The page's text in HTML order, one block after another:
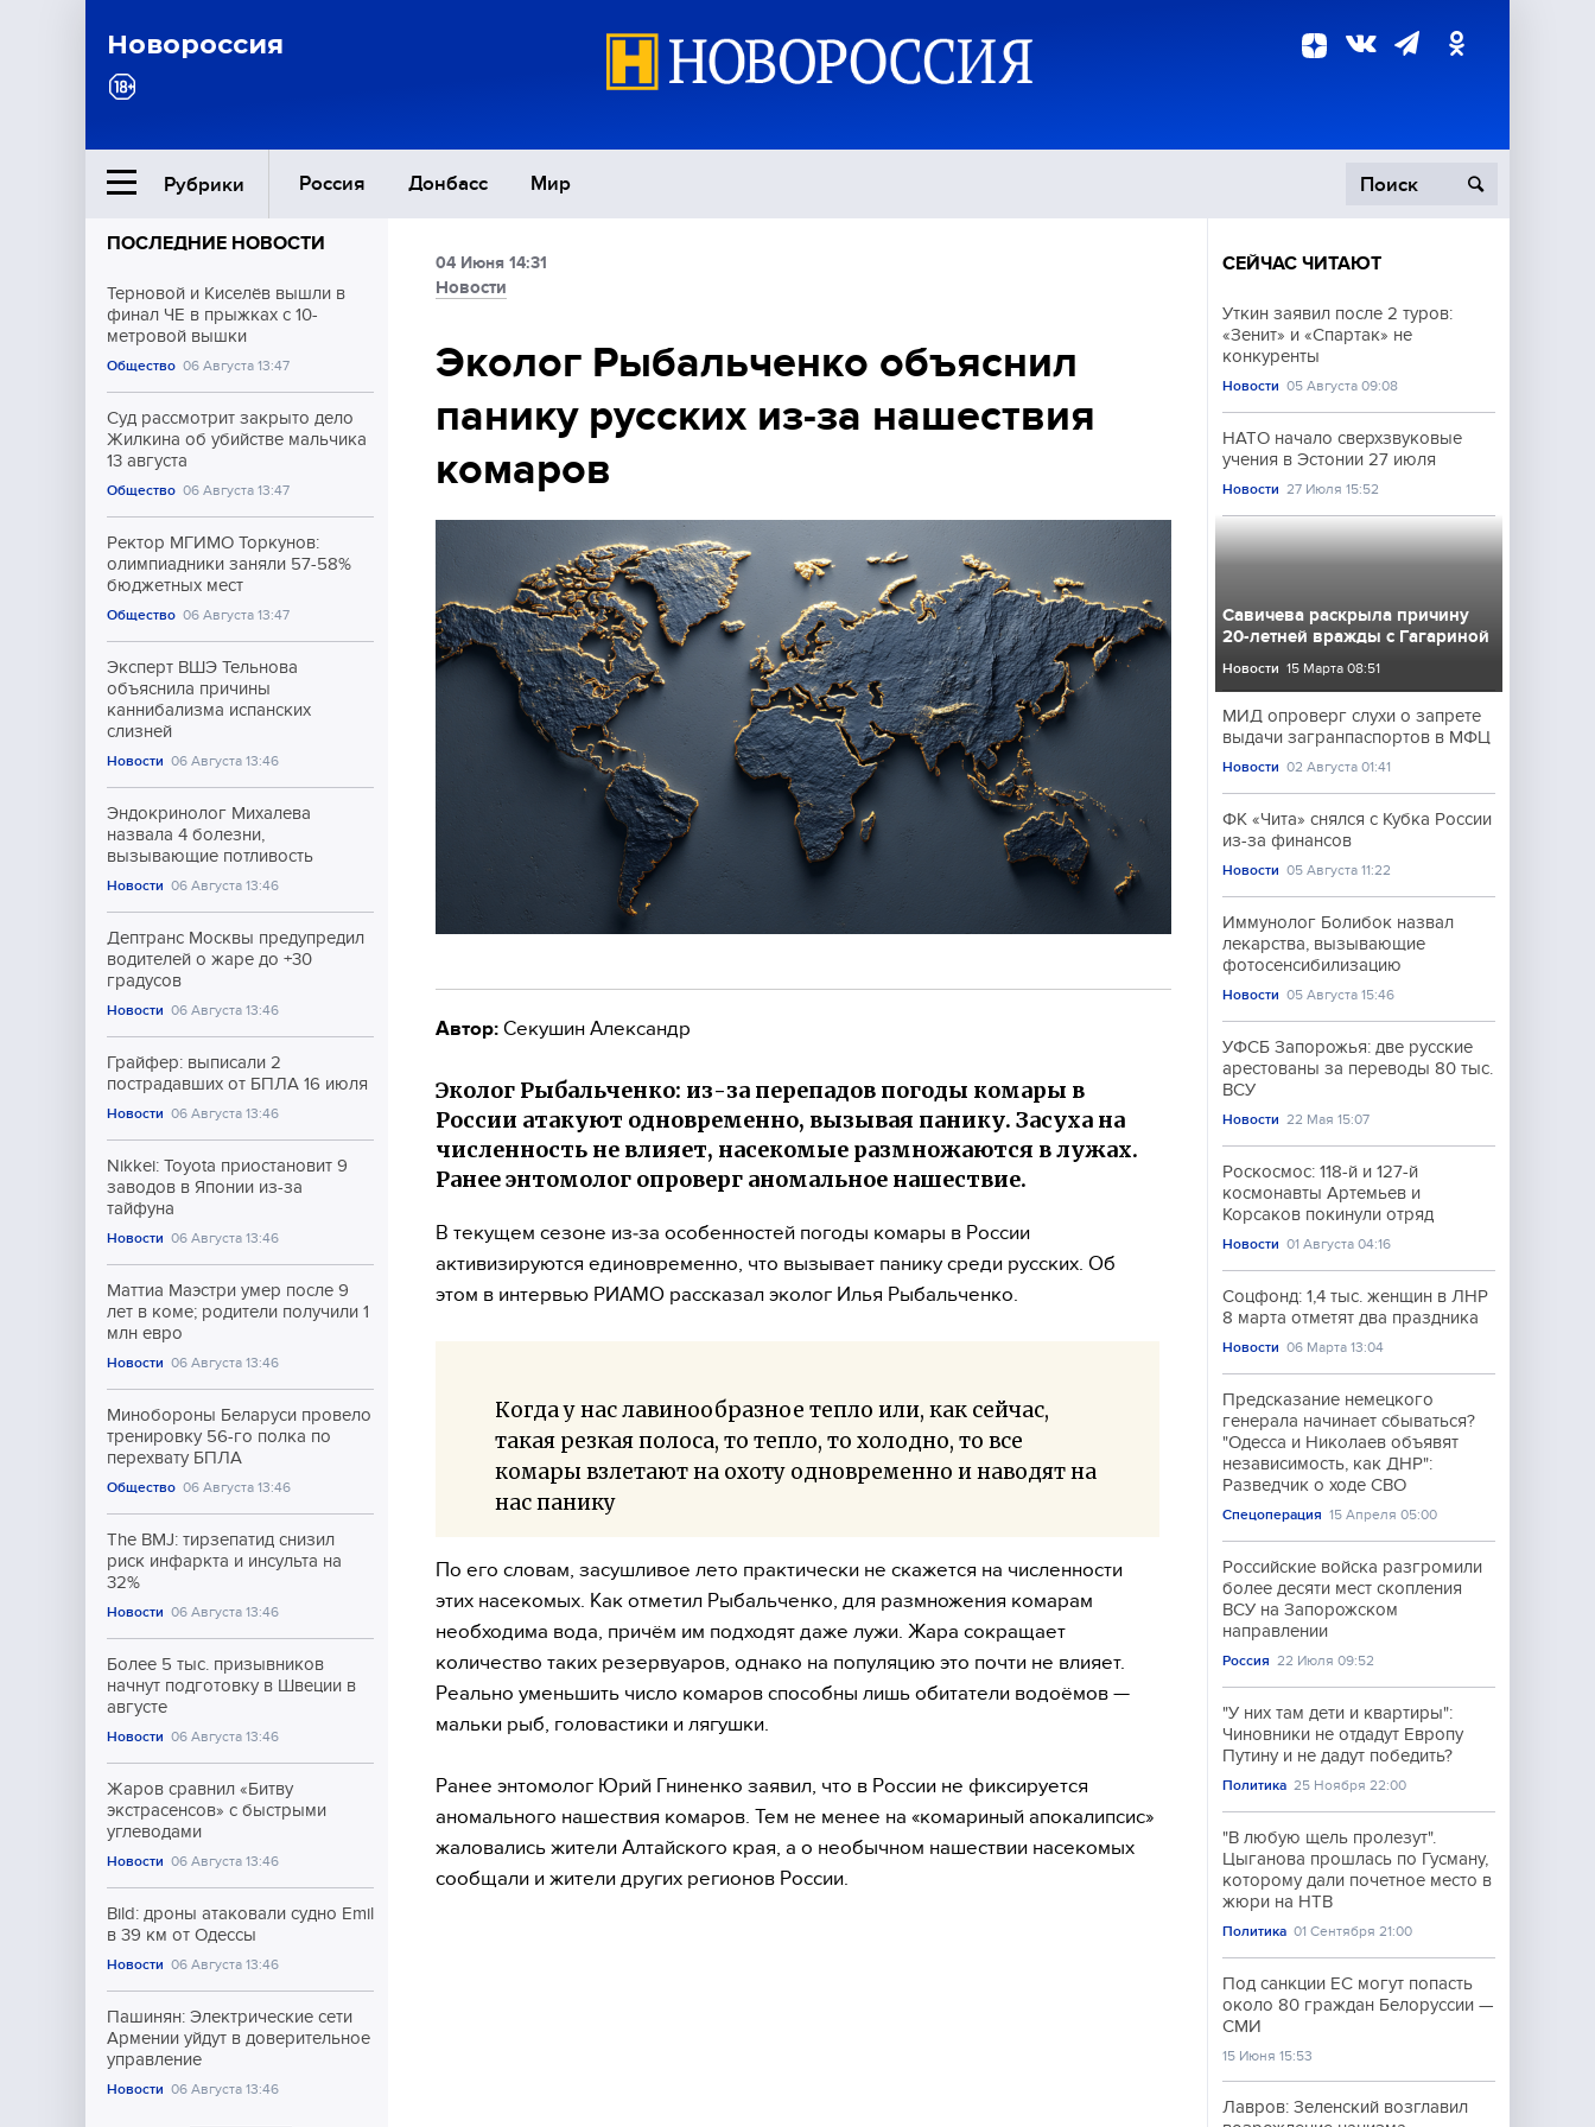
Новороссия
Рубрики Россия Донбасс Мир
Ближний Восток
Общество
Экономика
Происшествия
Культура
Спорт
ПОСЛЕДНИЕ НОВОСТИ
Терновой и Киселёв вышли в
финал ЧЕ в прыжках с 10-
метровой вышки
Общество 06 Августа 13:47
Суд рассмотрит закрыто дело
Жилкина об убийстве мальчика
13 августа
Общество 06 Августа 13:47
Ректор МГИМО Торкунов:
олимпиадники заняли 57-58%
бюджетных мест
Общество 06 Августа 13:47
Эксперт ВШЭ Тельнова
объяснила причины
каннибализма испанских
слизней
Новости 06 Августа 13:46
Эндокринолог Михалева
назвала 4 болезни,
вызывающие потливость
Новости 06 Августа 13:46
Дептранс Москвы предупредил
водителей о жаре до +30
градусов
Новости 06 Августа 13:46
Грайфер: выписали 2
пострадавших от БПЛА 16 июля
Новости 06 Августа 13:46
Nikkei: Toyota приостановит 9
заводов в Японии из-за
тайфуна
Новости 06 Августа 13:46
Маттиа Маэстри умер после 9
лет в коме; родители получили 1
млн евро
Новости 06 Августа 13:46
Минобороны Беларуси провело
тренировку 56-го полка по
перехвату БПЛА
Общество 06 Августа 13:46
The BMJ: тирзепатид снизил
риск инфаркта и инсульта на
32%
Новости 06 Августа 13:46
Более 5 тыс. призывников
начнут подготовку в Швеции в
августе
Новости 06 Августа 13:46
Жаров сравнил «Битву
экстрасенсов» с быстрыми
углеводами
Новости 06 Августа 13:46
Bild: дроны атаковали судно Emil
в 39 км от Одессы
Новости 06 Августа 13:46
Пашинян: Электрические сети
Армении уйдут в доверительное
управление
Новости 06 Августа 13:46
04 Июня 14:31
Новости
Эколог Рыбальченко объяснил
панику русских из-за нашествия
комаров
Автор: Секушин Александр
Эколог Рыбальченко: из-за перепадов погоды комары в
России атакуют одновременно, вызывая панику. Засуха на
численность не влияет, насекомые размножаются в лужах.
Ранее энтомолог опроверг аномальное нашествие.
В текущем сезоне из‑за особенностей погоды комары в России
активизируются единовременно, что вызывает панику среди русских. Об
этом в интервью РИАМО рассказал эколог Илья Рыбальченко.
Когда у нас лавинообразное тепло или, как сейчас,
такая резкая полоса, то тепло, то холодно, то все
комары взлетают на охоту одновременно и наводят на
нас панику
По его словам, засушливое лето практически не скажется на численности
этих насекомых. Как отметил Рыбальченко, для размножения комарам
необходима вода, причём им подходят даже лужи. Жара сокращает
количество таких резервуаров, однако на популяцию это почти не влияет.
Реально уменьшить число комаров способны лишь обитатели водоёмов —
мальки рыб, головастики и лягушки.
Ранее энтомолог Юрий Гниненко заявил, что в России не фиксируется
аномального нашествия комаров. Тем не менее на «комариный апокалипсис»
жаловались жители Алтайского края, а о необычном нашествии насекомых
сообщали и жители других регионов России.
СЕЙЧАС ЧИТАЮТ
Уткин заявил после 2 туров:
«Зенит» и «Спартак» не
конкуренты
Новости 05 Августа 09:08
НАТО начало сверхзвуковые
учения в Эстонии 27 июля
Новости 27 Июля 15:52
Савичева раскрыла причину
20-летней вражды с Гагариной
Новости 15 Марта 08:51
МИД опроверг слухи о запрете
выдачи загранпаспортов в МФЦ
Новости 02 Августа 01:41
ФК «Чита» снялся с Кубка России
из-за финансов
Новости 05 Августа 11:22
Иммунолог Болибок назвал
лекарства, вызывающие
фотосенсибилизацию
Новости 05 Августа 15:46
УФСБ Запорожья: две русские
арестованы за переводы 80 тыс.
ВСУ
Новости 22 Мая 15:07
Роскосмос: 118-й и 127-й
космонавты Артемьев и
Корсаков покинули отряд
Новости 01 Августа 04:16
Соцфонд: 1,4 тыс. женщин в ЛНР
8 марта отметят два праздника
Новости 06 Марта 13:04
Предсказание немецкого
генерала начинает сбываться?
"Одесса и Николаев объявят
независимость, как ДНР":
Разведчик о ходе СВО
Спецоперация 15 Апреля 05:00
Российские войска разгромили
более десяти мест скопления
ВСУ на Запорожском
направлении
Россия 22 Июля 09:52
"У них там дети и квартиры":
Чиновники не отдадут Европу
Путину и не дадут победить?
Политика 25 Ноября 22:00
"В любую щель пролезут".
Цыганова прошлась по Гусману,
которому дали почетное место в
жюри на НТВ
Политика 01 Сентября 21:00
Под санкции ЕС могут попасть
около 80 граждан Белоруссии —
СМИ
15 Июня 15:53
Лавров: Зеленский возглавил